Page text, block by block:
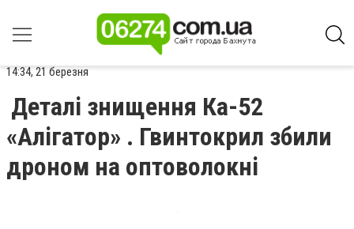
14:34, 21 березня
Деталі знищення Ка-52
«Алігатор» . Гвинтокрил збили
дроном на оптоволокні